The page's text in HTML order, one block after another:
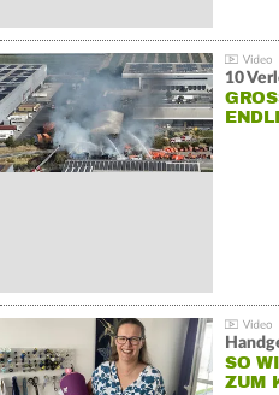
10
SO
ZUM